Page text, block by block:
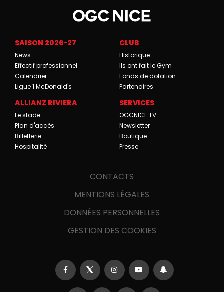
SAISON 2026-27
News
Effectif professionnel
Calendrier
Ligue 1 McDonald's
CLUB
Historique
Ils ont fait le Gym
Fonds de dotation
Partenaires
ALLIANZ RIVIERA
Le stade
Plan d'accès
Billetterie
Hospitalité
SERVICES
OGCNICE.TV
Newsletter
Boutique
Presse
CONTACTS
MENTIONS LÉGALES
DONNÉES PERSONNELLES
GESTION DES COOKIES